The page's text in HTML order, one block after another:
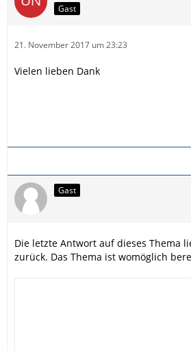
Gast
21. November 2017 um 23:23
Vielen lieben Dank
Gast
Die letzte Antwort auf dieses Thema
zurück. Das Thema ist womöglich